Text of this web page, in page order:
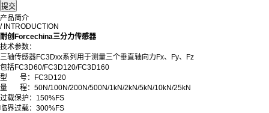
产品简介
/ INTRODUCTION
耐创Forcechina三分力传感器
技术参数：
三轴传感器FC3Dxx系列用于测量三个垂直轴向力Fx、Fy、Fz
包括FC3D60/FC3D120/FC3D160
型
号：FC3D120
量 程： 50N/100N/200N/500N/1kN/2kN/5kN/10kN/25kN
过载保护：150%FS
临界过载：300%FS